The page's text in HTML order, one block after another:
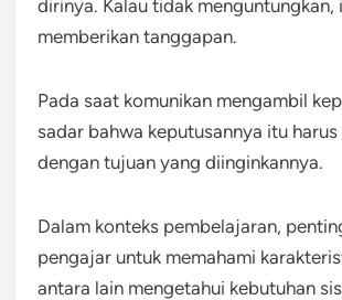
dirinya. Kalau tidak menguntungkan,
memberikan tanggapan.
Pada saat komunikan mengambil
sadar bahwa keputusannya itu harus
dengan tujuan yang diinginkannya.
Dalam konteks pembelajaran,
pengajar untuk memahami
antara lain mengetahui kebutuhan